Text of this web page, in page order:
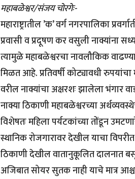
महाबळेश्वर/संजय चोरगेः-
महाराष्ट्रातील ’क’ वर्ग नगरपालिका
प्रवासी व प्रदूषण कर वसुली नाक्यांना
त्यामुळे महाबळेश्वरचा नावलौकिक
मिळत आहे. प्रतिवर्षी कोट्यावधी
वरील नाक्यांचा अक्षरशः झालेला भंगार
नाक्या ठिकाणी महाबळेश्वरच्या
विशेषतः महिला पर्यटकांच्या तोंडून
स्थानिक रोजगारावर देखील याचा
ठिकाणी देखील वातानुकूलित दालनात
अजिबात सोयर सुतक नाही याचे मात्र